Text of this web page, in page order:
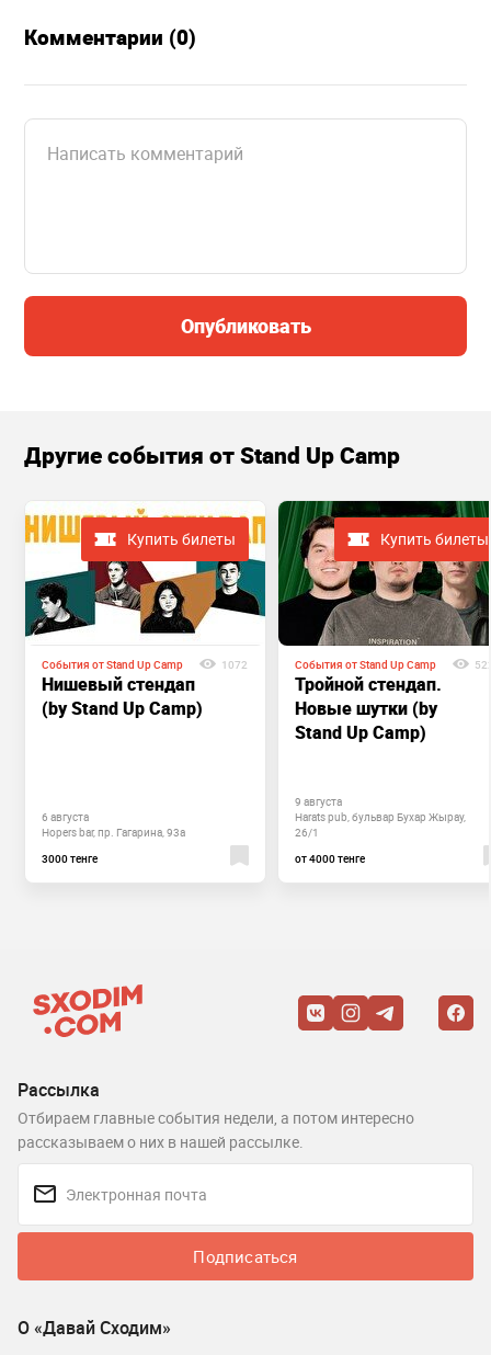
Комментарии (0)
Опубликовать
Другие cобытия от Stand Up Camp
Купить билеты
События от Stand Up Camp 1072
Нишевый стендап
(by Stand Up Camp)
6 августа
Hopers bar, пр. Гагарина, 93а
3000 тенге
Купить билеты
События от Stand Up Camp
Тройной стендап.
Новые шутки (by
Stand Up Camp)
9 августа
Harats pub, бульвар Бухар Жырау,
26/1
от 4000 тенге
Рассылка
Отбираем главные события недели, а потом интересно
рассказываем о них в нашей рассылке.
Подписаться
О «Давай Сходим»